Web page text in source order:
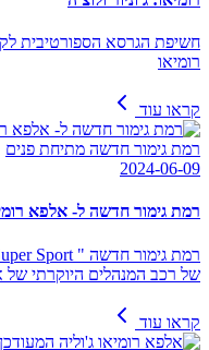
חשיפת הגרסא הספורטיבית
רומיאו
קראו עוד
רמת גימור חדשה מתיחת פנים
2024-06-09
רמת גימור חדשה ל- אלפא
של רכב המנהלים היוקרתי של אלפא
קראו עוד